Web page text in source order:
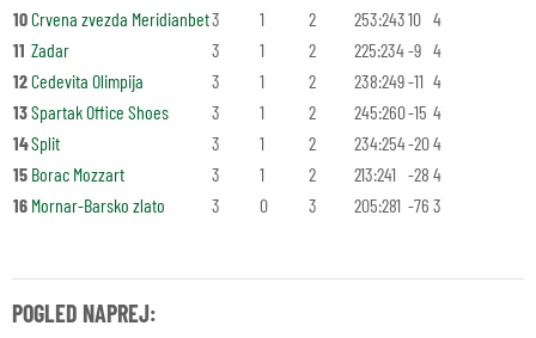
10Crvena zvezda Meridianbet3 1 2 253:24310 4
11 Zadar 3 1 2 225:234-9 4
12Cedevita Olimpija 3 1 2 238:249-11 4
13Spartak Office Shoes 3 1 2 245:260-15 4
14Split 3 1 2 234:254-204
15 Borac Mozzart 3 1 2 213:241 -28 4
16 Mornar-Barsko zlato 3 0 3 205:281 -76 3
POGLED NAPREJ: